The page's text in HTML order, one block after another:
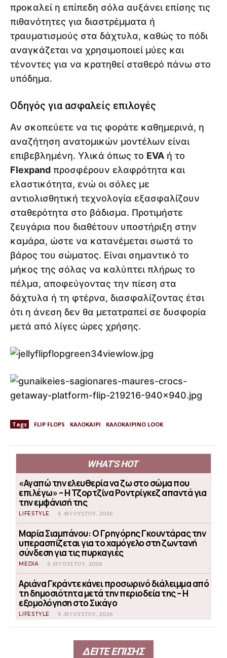
προκαλεί η επίπεδη σόλα αυξάνει επίσης τις
πιθανότητες για διαστρέμματα ή
τραυματισμούς στα δάχτυλα, καθώς το πόδι
αναγκάζεται να χρησιμοποιεί μύες και
τένοντες για να κρατηθεί σταθερό πάνω στο
υπόδημα.
Οδηγός για ασφαλείς επιλογές
Αν σκοπεύετε να τις φοράτε καθημερινά, η
αναζήτηση ανατομικών μοντέλων είναι
επιβεβλημένη. Υλικά όπως το EVA ή το
Flexpand προσφέρουν ελαφρότητα και
ελαστικότητα, ενώ οι σόλες με
αντιολισθητική τεχνολογία εξασφαλίζουν
σταθερότητα στο βάδισμα. Προτιμήστε
ζευγάρια που διαθέτουν υποστήριξη στην
καμάρα, ώστε να κατανέμεται σωστά το
βάρος του σώματος. Είναι σημαντικό το
μήκος της σόλας να καλύπτει πλήρως το
πέλμα, αποφεύγοντας την πίεση στα
δάχτυλα ή τη φτέρνα, διασφαλίζοντας έτσι
ότι η άνεση δεν θα μετατραπεί σε δυσφορία
μετά από λίγες ώρες χρήσης.
Tags FLIP FLOPS ΚΑΛΟΚΑΙΡΙ ΚΑΛΟΚΑΙΡΙΝΟ LOOK
WHAT'S HOT
«Αγαπώ την ελευθερία να ζω στο σώμα που
επιλέγω» – Η Τζορτζίνα Ροντρίγκεζ απαντά για
την εμφάνισή της
LIFESTYLE 5 ΑΥΓΟΎΣΤΟΥ, 2026
Μαρία Σιαμπάνου: Ο Γρηγόρης Γκουντάρας την
υπερασπίζεται για το χαμόγελο στη ζωντανή
σύνδεση για τις πυρκαγιές
MEDIA 5 ΑΥΓΟΎΣΤΟΥ, 2026
Αριάνα Γκράντε κάνει προσωρινό διάλειμμα από
τη δημοσιότητα μετά την περιοδεία της – Η
εξομολόγηση στο Σικάγο
LIFESTYLE 5 ΑΥΓΟΎΣΤΟΥ, 2026
ΔΕΙΤΕ ΕΠΙΣΗΣ